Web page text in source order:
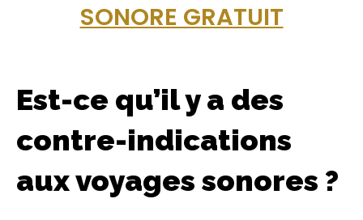
SONORE GRATUIT
Est-ce qu’il y a des
contre-indications
aux voyages sonores ?